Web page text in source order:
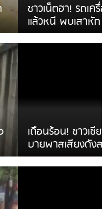
ายชนป้ายร้านโลงศพ
หวิดได้ใช้บริการ
นรถ Isuzu สีขาวซิ่ง
วามรำคาญ